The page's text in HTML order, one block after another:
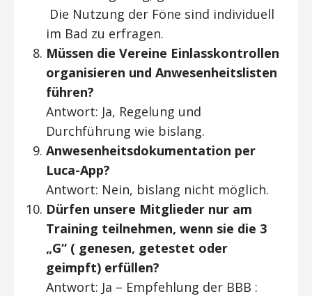
Die Nutzung der Föne sind individuell
im Bad zu erfragen.
Müssen die Vereine Einlasskontrollen
organisieren und Anwesenheitslisten
führen?
Antwort: Ja, Regelung und
Durchführung wie bislang.
Anwesenheitsdokumentation per
Luca-App?
Antwort: Nein, bislang nicht möglich.
Dürfen unsere Mitglieder nur am
Training teilnehmen, wenn sie die 3
„G“ ( genesen, getestet oder
geimpft) erfüllen?
Antwort: Ja – Empfehlung der BBB :